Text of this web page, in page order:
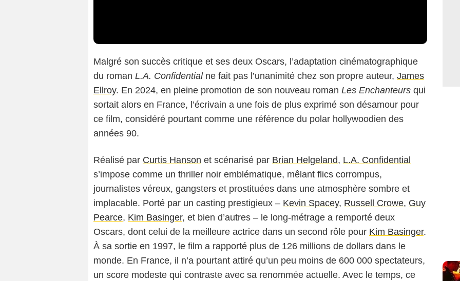
Malgré son succès critique et ses deux Oscars, l’adaptation cinématographique
du roman L.A. Confidentialne fait pas l’unanimité chez son propre auteur, James
Ellroy. En 2024, en pleine promotion de son nouveau roman Les Enchanteurs qui
sortait alors en France, l’écrivain a une fois de plus exprimé son désamour pour
ce film, considéré pourtant comme une référence du polar hollywoodien des
années 90.
Réalisé par Curtis Hanson et scénarisé par Brian Helgeland, L.A. Confidential
s’impose comme un thriller noir emblématique, mêlant flics corrompus,
journalistes véreux, gangsters et prostituées dans une atmosphère sombre et
implacable. Porté par un casting prestigieux – Kevin Spacey, Russell Crowe, Guy
Pearce, Kim Basinger, et bien d’autres – le long-métrage a remporté deux
Oscars, dont celui de la meilleure actrice dans un second rôle pour Kim Basinger.
À sa sortie en 1997, le film a rapporté plus de 126 millions de dollars dans le
monde. En France, il n’a pourtant attiré qu’un peu moins de 600 000 spectateurs,
un score modeste qui contraste avec sa renommée actuelle. Avec le temps, ce